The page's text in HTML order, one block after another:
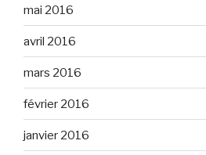
mai 2016
avril 2016
mars 2016
février 2016
janvier 2016